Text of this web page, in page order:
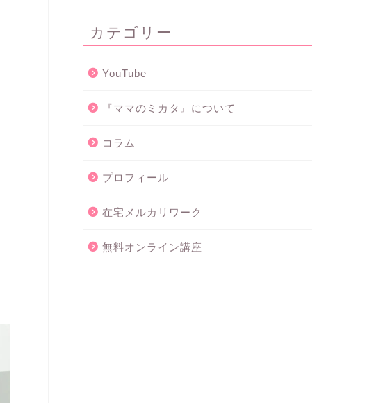
カテゴリー
YouTube
『ママのミカタ』について
コラム
プロフィール
在宅メルカリワーク
無料オンライン講座